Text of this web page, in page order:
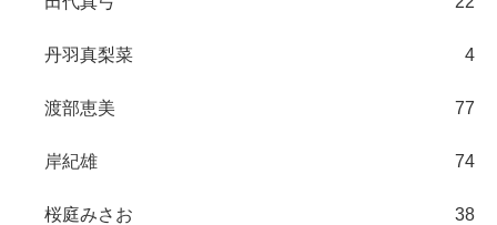
丹羽真梨菜 4
渡部恵美 77
岸紀雄 74
桜庭みさお 38